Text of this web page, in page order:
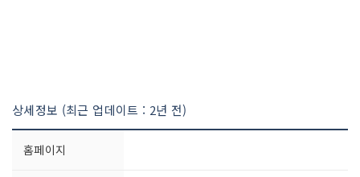
상세정보 (최근 업데이트 : 2년 전)
홈페이지